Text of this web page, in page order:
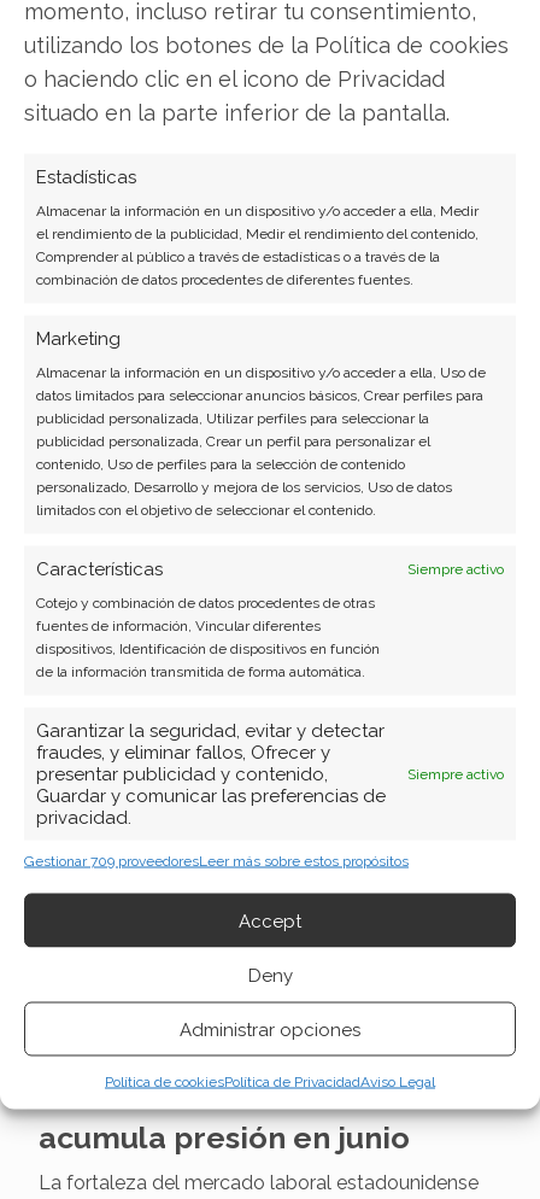
momento, incluso retirar tu consentimiento,
utilizando los botones de la Política de cookies
o haciendo clic en el icono de Privacidad
situado en la parte inferior de la pantalla.
Estadísticas
Almacenar la información en un dispositivo y/o acceder a ella, Medir
el rendimiento de la publicidad, Medir el rendimiento del contenido,
Comprender al público a través de estadísticas o a través de la
combinación de datos procedentes de diferentes fuentes.
Marketing
Almacenar la información en un dispositivo y/o acceder a ella, Uso de
datos limitados para seleccionar anuncios básicos, Crear perfiles para
publicidad personalizada, Utilizar perfiles para seleccionar la
publicidad personalizada, Crear un perfil para personalizar el
contenido, Uso de perfiles para la selección de contenido
personalizado, Desarrollo y mejora de los servicios, Uso de datos
limitados con el objetivo de seleccionar el contenido.
Características
Siempre activo
Cotejo y combinación de datos procedentes de otras
fuentes de información, Vincular diferentes
dispositivos, Identificación de dispositivos en función
de la información transmitida de forma automática.
Garantizar la seguridad, evitar y detectar
fraudes, y eliminar fallos, Ofrecer y
presentar publicidad y contenido,
Guardar y comunicar las preferencias de
privacidad.
Siempre activo
Gestionar 709 proveedoresLeer más sobre estos propósitos
Accept
Deny
Administrar opciones
Política de cookiesPolítica de PrivacidadAviso Legal
'solo chips' y sufre el mayor
castigo bursátil en años, pero
la mayoría de los analistas
mantienen la fe
Broadcom ha completado una de las semanas
compañía presentó unos resultados trimestrales
récord, con ingresos de 22.200 millones de dólares
en el segundo trimestre fiscal de 2026 —un 48%
más que el año anterior—, pero la reacción del
Empleo récord, tipos
inamovibles y aranceles: el
iShares MSCI World URTH
acumula presión en junio
La fortaleza del mercado laboral estadounidense